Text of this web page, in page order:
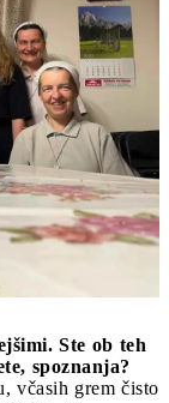
Ste ob teh
spoznanja?
včasih grem čisto